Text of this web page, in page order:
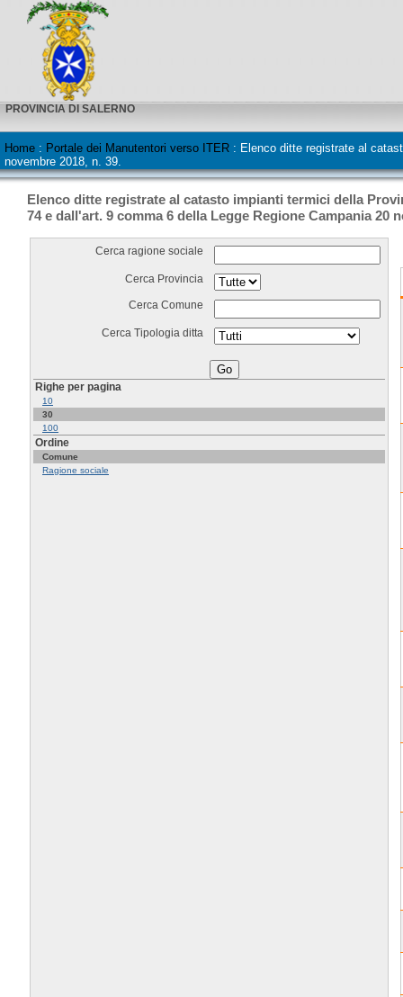
PROVINCIA DI SALERNO
Home : Portale dei Manutentori verso ITER : Elenco ditte registrate al
novembre 2018, n. 39.
Elenco ditte registrate al catasto impianti termici della
74 e dall'art. 9 comma 6 della Legge Regione Campania 20
Cerca ragione sociale
Cerca Provincia
Cerca Comune
Cerca Tipologia ditta
Righe per pagina
10
30
100
Ordine
Comune
Ragione sociale